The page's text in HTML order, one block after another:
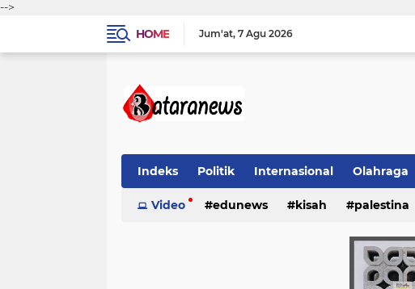
-->
HOME
Jum'at 7 Agu 2026
Indeks Politik Internasional Olahraga
Video edunews kisah palestina